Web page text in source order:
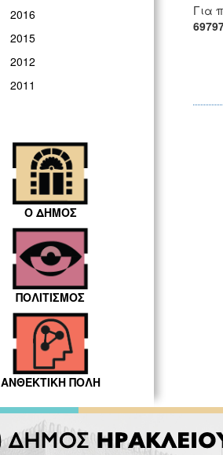
2016
2015
2012
2011
Ο ΔΗΜΟΣ
ΠΟΛΙΤΙΣΜΟΣ
ΑΝΘΕΚΤΙΚΗ ΠΟΛΗ
Για